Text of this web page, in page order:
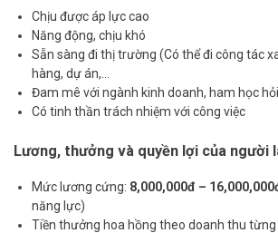
Chịu được áp lực cao
Năng động, chịu khó
Sẵn sàng đi thị trường (Có thể đi công tác
hàng, dự án,…
Đam mê với ngành kinh doanh, ham học
Có tinh thần trách nhiệm với công việc
Lương, thưởng và quyền lợi của người
Mức lương cứng: 8,000,000đ –
năng lực)
Tiền thưởng hoa hồng theo doanh thu